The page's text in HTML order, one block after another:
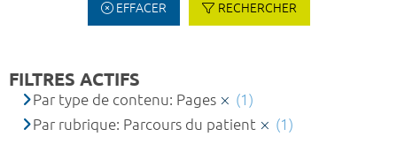
EFFACER RECHERCHER
FILTRES ACTIFS
Par type de contenu: Pages
(1)
Par rubrique: Parcours du patient
(1)